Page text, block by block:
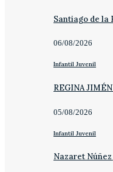
Santiago de la
06/08/2026
Infantil Juvenil
REGINA
05/08/2026
Infantil Juvenil
Nazaret